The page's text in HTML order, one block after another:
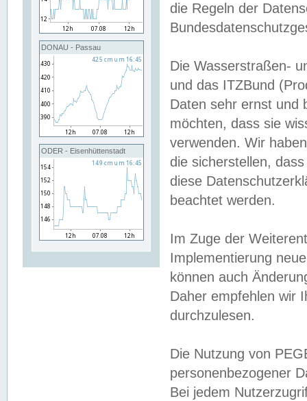
DONAU - Passau
ODER - Eisenhüttenstadt
die Regeln der
Die Wasserstraßen-
und das ITZBund
Daten sehr ernst und
möchten, dass sie
verwenden. Wir
die sicherstellen,
diese
beachtet werden.
Im Zuge der
Implementierung
können auch
Daher empfehlen wir
durchzulesen.
Die Nutzung von
personenbezogener
Bei jedem